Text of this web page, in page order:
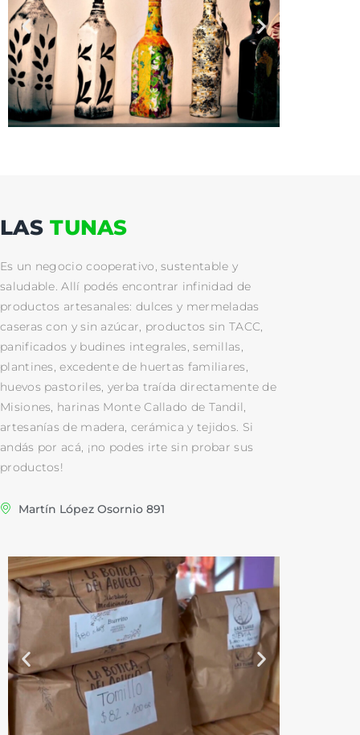
LASTUNAS
Es un negocio cooperativo, sustentable y
saludable. Allí podés encontrar infinidad de
productos artesanales: dulces y mermeladas
caseras con y sin azúcar, productos sin TACC,
panificados y budines integrales, semillas,
plantines, excedente de huertas familiares,
huevos pastoriles, yerba traída directamente de
Misiones, harinas Monte Callado de Tandil,
artesanías de madera, cerámica y tejidos. Si
andás por acá, ¡no podes irte sin probar sus
productos!
Martín López Osornio 891